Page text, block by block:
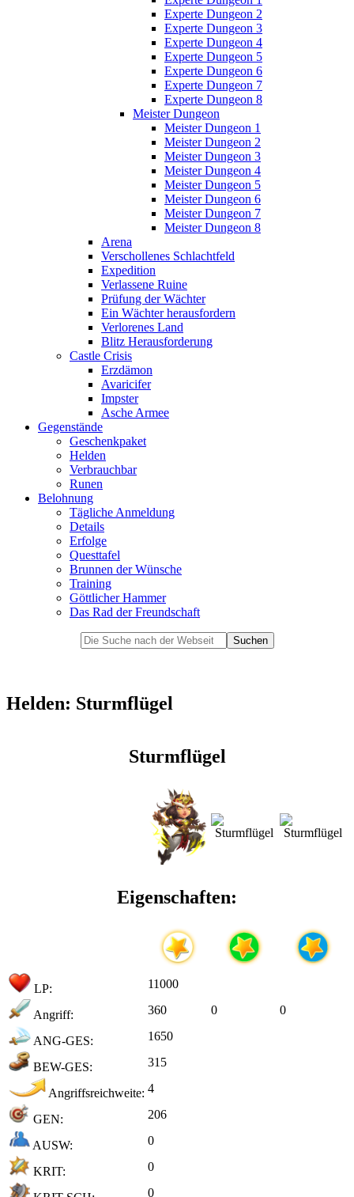
Experte Dungeon 2
Experte Dungeon 3
Experte Dungeon 4
Experte Dungeon 5
Experte Dungeon 6
Experte Dungeon 7
Experte Dungeon 8
Meister Dungeon
Meister Dungeon 1
Meister Dungeon 2
Meister Dungeon 3
Meister Dungeon 4
Meister Dungeon 5
Meister Dungeon 6
Meister Dungeon 7
Meister Dungeon 8
Arena
Verschollenes Schlachtfeld
Expedition
Verlassene Ruine
Prüfung der Wächter
Ein Wächter herausfordern
Verlorenes Land
Blitz Herausforderung
Castle Crisis
Erzdämon
Avaricifer
Impster
Asche Armee
Gegenstände
Geschenkpaket
Helden
Verbrauchbar
Runen
Belohnung
Tägliche Anmeldung
Details
Erfolge
Questtafel
Brunnen der Wünsche
Training
Göttlicher Hammer
Das Rad der Freundschaft
Helden: Sturmflügel
Sturmflügel
Eigenschaften:
LP: 11000
Angriff: 360 0 0
ANG-GES: 1650
BEW-GES: 315
Angriffsreichweite: 4
GEN: 206
AUSW: 0
KRIT: 0
0